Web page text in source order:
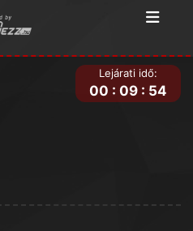
Lejárati idő:
00 : 09 : 54